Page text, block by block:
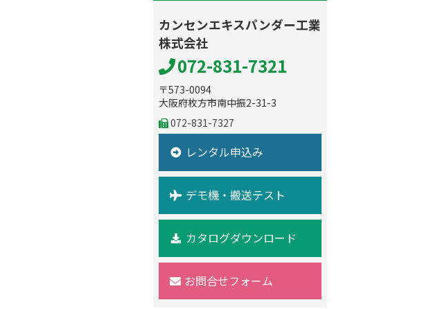
カンセンエキスパンダー工業
株式会社
072-831-7321
〒573-0094
大阪府枚方市南中振2-31-3
072-831-7327
レンタル申込み
デモ機・搬送テスト
カタログダウンロード
お問合せフォーム